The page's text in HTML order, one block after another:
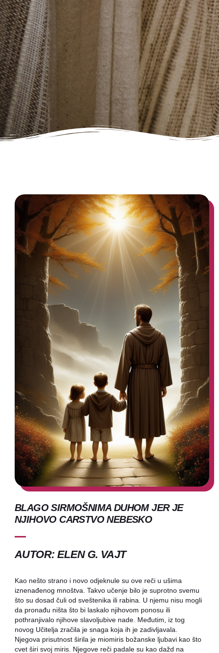
BLAGO SIRMOŠNIMA DUHOM JER JE
NJIHOVO CARSTVO NEBESKO
AUTOR: ELEN G. VAJT
Kao nešto strano i novo odjeknule su ove reči u ušima
iznenađenog mnoštva. Takvo učenje bilo je suprotno svemu
što su dosad čuli od sveštenika ili rabina. U njemu nisu mogli
da pronađu ništa što bi laskalo njihovom ponosu ili
pothranjivalo njihove slavoljubive nade. Međutim, iz tog
novog Učitelja zračila je snaga koja ih je zadivljavala.
Njegova prisutnost širila je miomiris božanske ljubavi kao što
cvet širi svoj miris. Njegove reči padale su kao dažd na